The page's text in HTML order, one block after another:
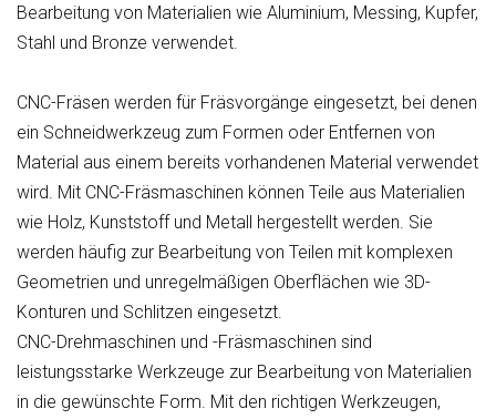
Bearbeitung von Materialien wie Aluminium, Messing, Kupfer,
Stahl und Bronze verwendet.
CNC-Fräsen werden für Fräsvorgänge eingesetzt, bei denen
ein Schneidwerkzeug zum Formen oder Entfernen von
Material aus einem bereits vorhandenen Material verwendet
wird. Mit CNC-Fräsmaschinen können Teile aus Materialien
wie Holz, Kunststoff und Metall hergestellt werden. Sie
werden häufig zur Bearbeitung von Teilen mit komplexen
Geometrien und unregelmäßigen Oberflächen wie 3D-
Konturen und Schlitzen eingesetzt.
CNC-Drehmaschinen und -Fräsmaschinen sind
leistungsstarke Werkzeuge zur Bearbeitung von Materialien
in die gewünschte Form. Mit den richtigen Werkzeugen,